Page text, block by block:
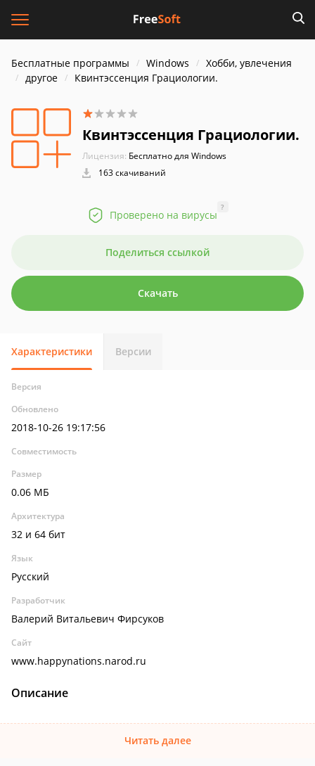
Бесплатные программы Windows
Хобби, увлечения
другое
Квинтэссенция Грациологии.
Квинтэссенция Грациологии.
Лицензия: Бесплатно для Windows
163 скачиваний
Проверено на вирусы
?
Поделиться ссылкой
Скачать
Характеристики Версии
Версия
Обновлено
2018-10-26 19:17:56
Совместимость
Размер
0.06 МБ
Архитектура
32 и 64 бит
Язык
Русский
Разработчик
Валерий Витальевич Фирсуков
Сайт
www.happynations.narod.ru
Описание
Читать далее